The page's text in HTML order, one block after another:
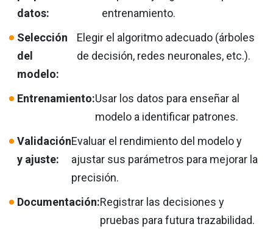
datos:
entrenamiento.
Selección
del
modelo:
Elegir el algoritmo adecuado (árboles
de decisión, redes neuronales, etc.).
Entrenamiento:Usar los datos para enseñar al
modelo a identificar patrones.
Validación
y ajuste:
Evaluar el rendimiento del modelo y
ajustar sus parámetros para mejorar la
precisión.
Documentación:Registrar las decisiones y
pruebas para futura trazabilidad.